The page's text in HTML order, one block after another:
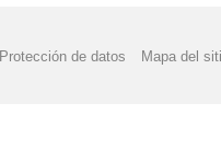
Protección de datos Mapa del